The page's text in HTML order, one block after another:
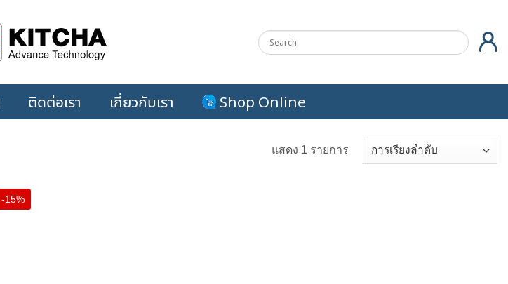
ติดต่อเรา เกี่ยวกับเรา Shop Online
แสดง 1 รายการ
-15%